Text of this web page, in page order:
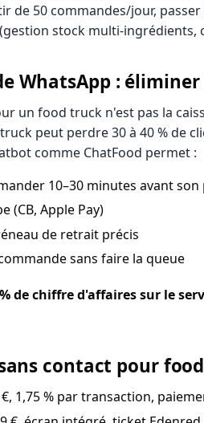
de 50 commandes/jour,
stock multi-ingrédients,
WhatsApp :
un food truck n'est pas la
peut perdre 30 à 40 % de
comme ChatFood permet :
10–30 minutes avant son
(CB, Apple Pay)
de retrait précis
sans faire la queue
% de chiffre d'affaires sur le
contact pour
1,75 % par transaction,